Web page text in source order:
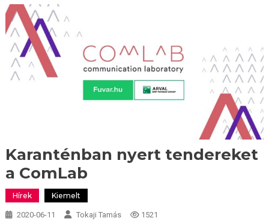
Karanténban nyert tendereket
a ComLab
Hírek Kiemelt
2020-06-11 Tokaji Tamás 1521